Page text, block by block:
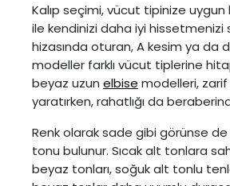
Kalıp seçimi, vücut tipinize
ile kendinizi daha iyi hissetmenizi
hizasında oturan, A kesim ya da
modeller farklı vücut tiplerine
beyaz uzun elbise modelleri,
yaratırken, rahatlığı da
Renk olarak sade gibi görünse de
tonu bulunur. Sıcak alt tonlara
beyaz tonları, soğuk alt tonlu